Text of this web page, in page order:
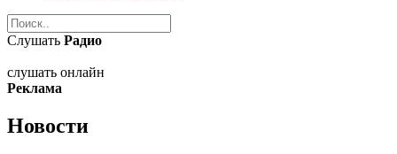
Слушать Радио
слушать онлайн
Реклама
Новости